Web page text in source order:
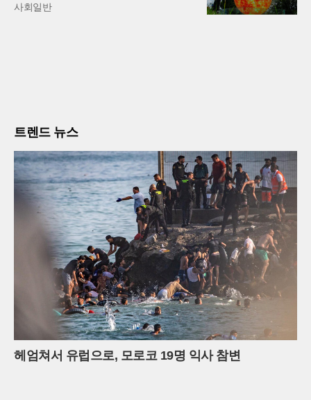
사회일반
트렌드 뉴스
헤엄쳐서 유럽으로, 모로코 19명 익사 참변